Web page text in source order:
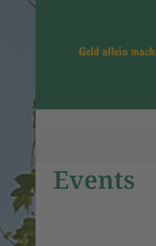
Events